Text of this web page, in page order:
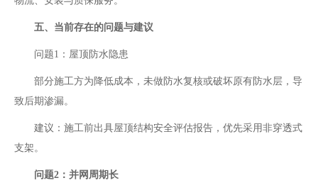
五、当前存在的问题与建议‌
问题1：屋顶防水隐患‌
部分施工方为降低成本，未做防水复核或破坏原有防水层，导
致后期渗漏。
建议‌：施工前出具屋顶结构安全评估报告，优先采用非穿透式
支架。
问题2：并网周期长‌